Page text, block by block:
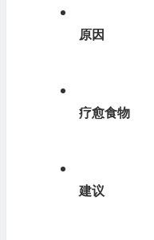
原因
疗愈食物
建议